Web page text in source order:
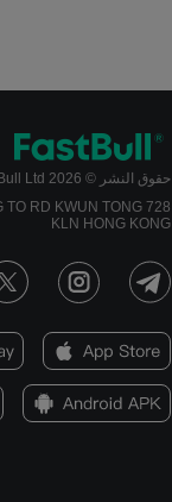
حقوق النشر © 2026 FastBull Ltd
TO RD KWUN TONG
KLN HONG KONG